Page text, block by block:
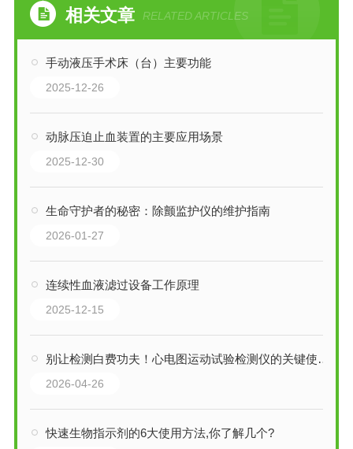
相关文章 RELATED ARTICLES
手动液压手术床（台）主要功能
2025-12-26
动脉压迫止血装置的主要应用场景
2025-12-30
生命守护者的秘密：除颤监护仪的维护指南
2026-01-27
连续性血液滤过设备工作原理
2025-12-15
别让检测白费功夫！心电图运动试验检测仪的关键使用细节，一文说透
2026-04-26
快速生物指示剂的6大使用方法,你了解几个?